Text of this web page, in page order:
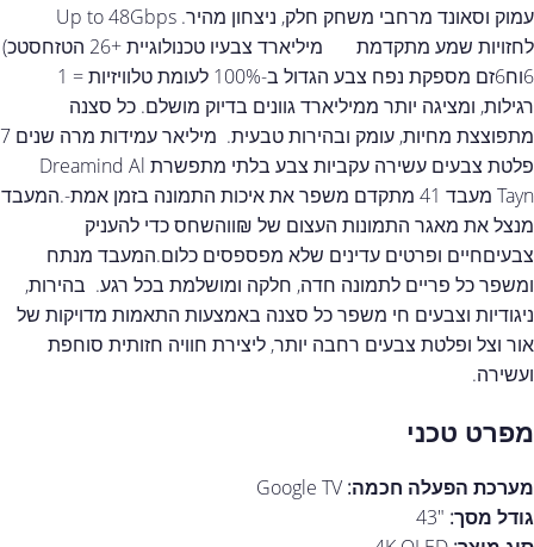
מפרט טכני
מערכת הפעלה חכמה: Google TV
גודל מסך: "43